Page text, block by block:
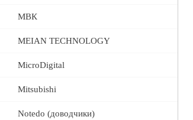
МВК
MEIAN TECHNOLOGY
MicroDigital
Mitsubishi
Notedo (доводчики)